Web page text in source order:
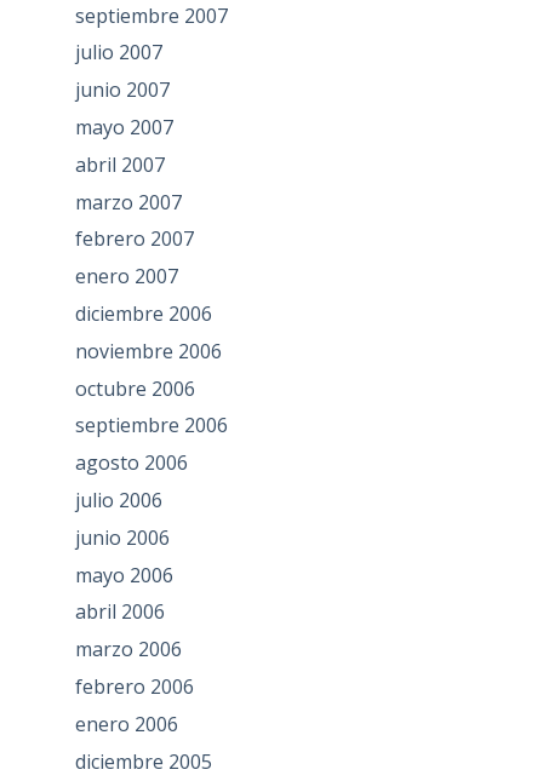
septiembre 2007
julio 2007
junio 2007
mayo 2007
abril 2007
marzo 2007
febrero 2007
enero 2007
diciembre 2006
noviembre 2006
octubre 2006
septiembre 2006
agosto 2006
julio 2006
junio 2006
mayo 2006
abril 2006
marzo 2006
febrero 2006
enero 2006
diciembre 2005